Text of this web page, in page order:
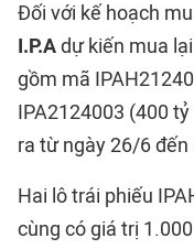
Đối với kế hoạch
I.P.Adự kiến mua
gồm mã
IPA2124003 (400
ra từ ngày 26/6
Hai lô trái phiếu
cùng có giá trị